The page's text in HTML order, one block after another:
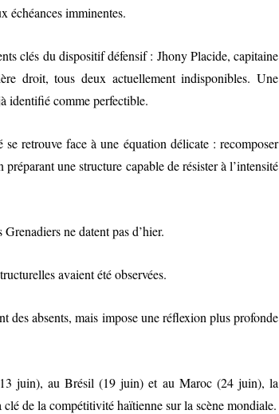
échéances imminentes.
clés du dispositif défensif : Jhony Placide, capitaine
droit, tous deux actuellement indisponibles. Une
identifié comme perfectible.
retrouve face à une équation délicate : recomposer
une structure capable de résister à l’intensité
ne datent pas d’hier.
avaient été observées.
des absents, mais impose une réflexion plus profonde
juin), au Brésil (19 juin) et au Maroc (24 juin), la
de la compétitivité haïtienne sur la scène mondiale.